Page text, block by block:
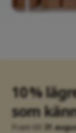
10 %
som
Fram till 31